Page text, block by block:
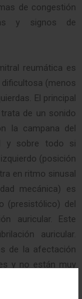
de congestión
y signos de
reumática es
(menos
El principal
de un sonido
la campana del
y sobre todo si
(posición
en ritmo sinusal
mecánica) es
(presistólico) del
auricular. Este
auricular.
de la afectación
y no están muy